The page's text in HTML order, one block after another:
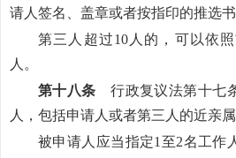
请人签名、盖章或者按指印的推选书
第三人超过10人的，可以依
人。
第十八条 行政复议法第十七
人，包括申请人或者第三人的近亲
被申请人应当指定1至2名工作